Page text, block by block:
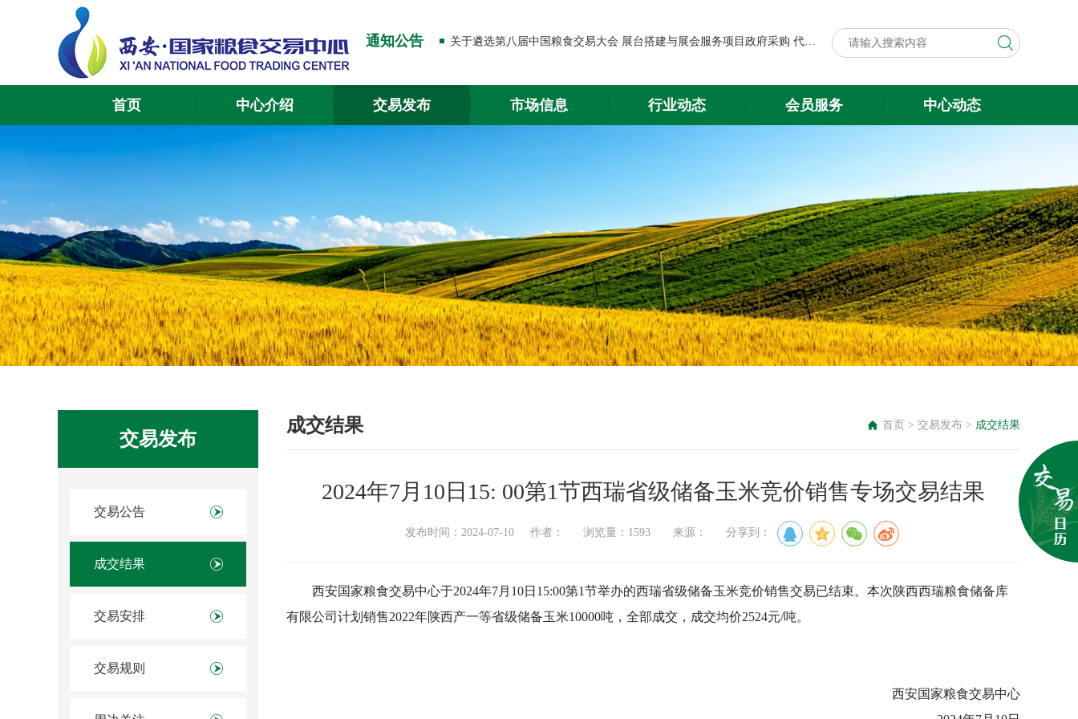
通知公告
关于遴选第八届中国粮食交易大会 展台搭建与展会服务项目政府采购 代理机构的公告
首页 中心介绍 交易发布 市场信息 行业动态 会员服务 中心动态
交易发布
交易公告
成交结果
交易安排
交易规则
成交结果 首页 > 交易发布 > 成交结果
2024年7月10日15: 00第1节西瑞省级储备玉米竞价销售专场交易结果
发布时间：2024-07-10 作者： 浏览量：1593 来源： 分享到：
西安国家粮食交易中心于2024年7月10日15:00第1节举办的西瑞省级储备玉米竞价销售交易已结束。本次陕西西瑞粮食储备库
有限公司计划销售2022年陕西产一等省级储备玉米10000吨，全部成交，成交均价2524元/吨。
西安国家粮食交易中心